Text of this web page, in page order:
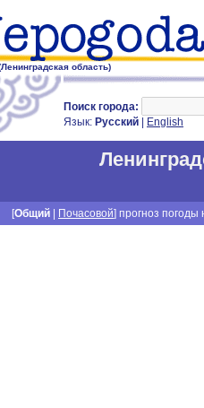
область)
Поиск города:
Язык: Русский English
[Общий Почасовой] прогноз погоды